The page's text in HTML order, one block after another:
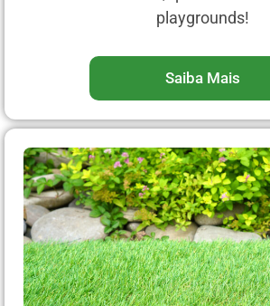
playgrounds!
Saiba Mais